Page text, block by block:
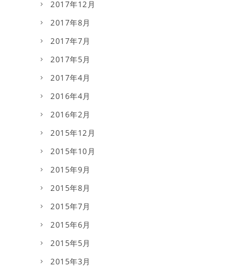
2017年12月
2017年8月
2017年7月
2017年5月
2017年4月
2016年4月
2016年2月
2015年12月
2015年10月
2015年9月
2015年8月
2015年7月
2015年6月
2015年5月
2015年3月